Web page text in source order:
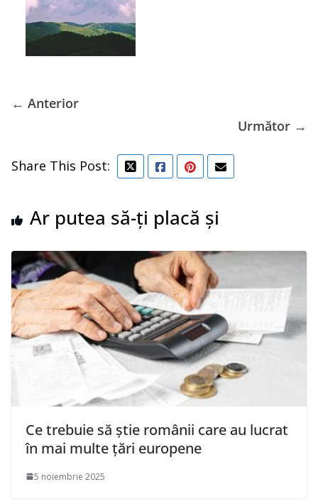
← Anterior
Următor →
Share This Post:
Ar putea să-ți placă și
Ce trebuie să știe românii care au lucrat
în mai multe țări europene
5 noiembrie 2025